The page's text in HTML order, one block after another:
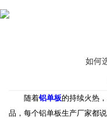
如何
随着铝单板的持续火热
品，每个铝单板生产厂家都